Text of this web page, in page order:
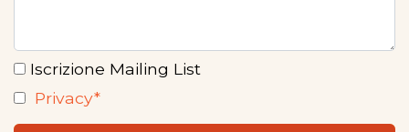
Iscrizione Mailing List
Privacy*